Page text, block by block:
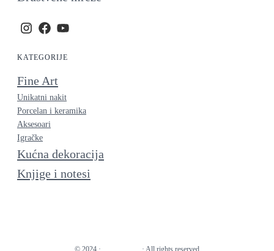
KATEGORIJE
Fine Art
Unikatni nakit
Porcelan i keramika
Aksesoari
Igračke
Kućna dekoracija
Knjige i notesi